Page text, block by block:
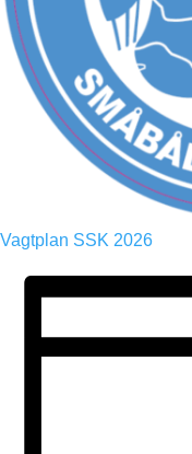
Vagtplan SSK 2026